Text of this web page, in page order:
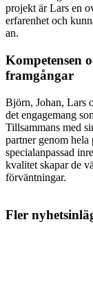
projekt är Lars en
erfarenhet och
an.
Kompetensen
framgångar
Björn, Johan, Lars
det engagemang
Tillsammans med
partner genom
specialanpassad
kvalitet skapar de
förväntningar.
Fler